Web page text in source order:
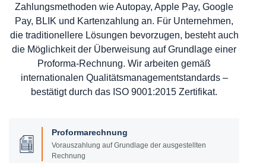
Zahlungsmethoden wie Autopay, Apple Pay, Google
Pay, BLIK und Kartenzahlung an. Für Unternehmen,
die traditionellere Lösungen bevorzugen, besteht auch
die Möglichkeit der Überweisung auf Grundlage einer
Proforma-Rechnung. Wir arbeiten gemäß
internationalen Qualitätsmanagementstandards –
bestätigt durch das ISO 9001:2015 Zertifikat.
Proformarechnung
Vorauszahlung auf Grundlage der ausgestellten
Rechnung